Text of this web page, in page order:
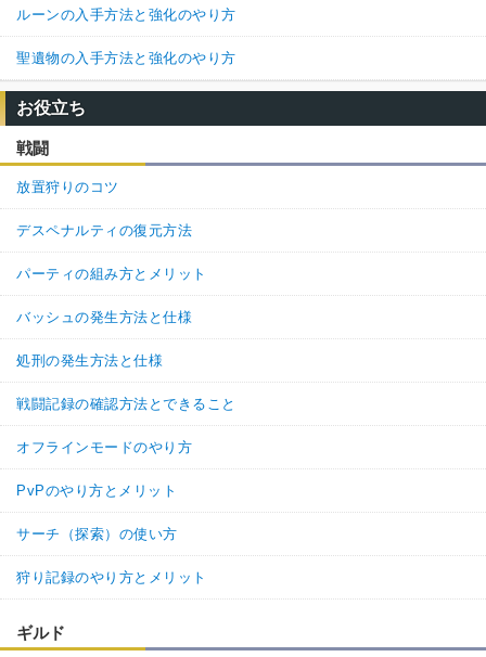
ルーンの入手方法と強化のやり方
聖遺物の入手方法と強化のやり方
お役立ち
戦闘
放置狩りのコツ
デスペナルティの復元方法
パーティの組み方とメリット
バッシュの発生方法と仕様
処刑の発生方法と仕様
戦闘記録の確認方法とできること
オフラインモードのやり方
PvPのやり方とメリット
サーチ（探索）の使い方
狩り記録のやり方とメリット
ギルド